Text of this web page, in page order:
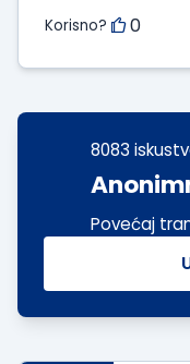
Korisno? 0
8083
Povećaj